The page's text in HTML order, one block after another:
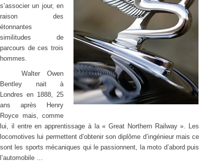
s’associer un jour, en
raison des
étonnantes
similitudes de
parcours de ces trois
hommes.
Walter Owen
Bentley nait à
Londres en 1888, 25
ans après Henry
Royce mais, comme
lui, il entre en apprentissage à la « Great Northern Railway ». Les
locomotives lui permettent d’obtenir son diplôme d’ingénieur mais ce
sont les sports mécaniques qui le passionnent, la moto d’abord puis
l’automobile …